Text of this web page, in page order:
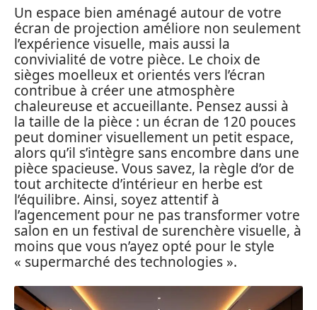
Un espace bien aménagé autour de votre
écran de projection améliore non seulement
l’expérience visuelle, mais aussi la
convivialité de votre pièce. Le choix de
sièges moelleux et orientés vers l’écran
contribue à créer une atmosphère
chaleureuse et accueillante. Pensez aussi à
la taille de la pièce : un écran de 120 pouces
peut dominer visuellement un petit espace,
alors qu’il s’intègre sans encombre dans une
pièce spacieuse. Vous savez, la règle d’or de
tout architecte d’intérieur en herbe est
l’équilibre. Ainsi, soyez attentif à
l’agencement pour ne pas transformer votre
salon en un festival de surenchère visuelle, à
moins que vous n’ayez opté pour le style
« supermarché des technologies ».